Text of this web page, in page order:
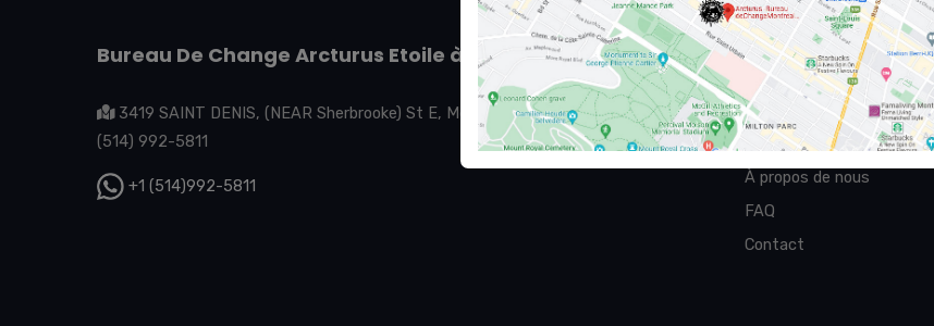
Bureau De Change Arcturus Etoile à Montréal
3419 SAINT DENIS, (NEAR Sherbrooke) St E, Montreal, Quebec H2X 3L1 Phone:
(514) 992-5811
+1 (514)992-5811
Liens
Taux d'échange
Services
À propos de nous
FAQ
Contact